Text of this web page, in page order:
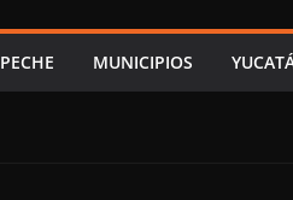
DENUNCIAR ES
DE LA CFE ES
MUNICIPIOS